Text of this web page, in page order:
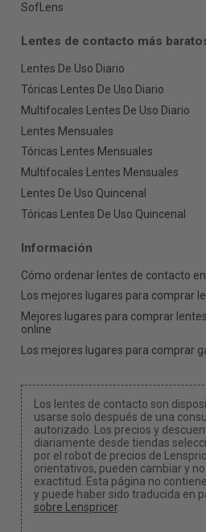
SofLens
Lentes de contacto más
Lentes De Uso Diario
Tóricas Lentes De Uso Diario
Multifocales Lentes De Uso Diario
Lentes Mensuales
Tóricas Lentes Mensuales
Multifocales Lentes Mensuales
Lentes De Uso Quincenal
Tóricas Lentes De Uso Quincenal
Información
Cómo ordenar lentes de contacto
Los mejores lugares para comprar
Mejores lugares para comprar
online
Los mejores lugares para comprar
Los lentes de contacto son
usarse solo después de una
autorizado. Los precios y
diariamente desde tiendas
por el robot de precios de
orientativos, pueden cambiar y
exactitud. Esta página no
y puede haber sido traducida en
sobre Lenspricer.